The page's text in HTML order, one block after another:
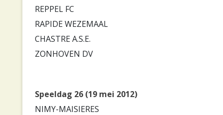
REPPEL FC
RAPIDE WEZEMAAL
CHASTRE A.S.E.
ZONHOVEN DV
Speeldag 26 (19 mei 2012)
NIMY-MAISIERES